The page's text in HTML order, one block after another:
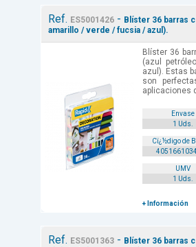
Ref. ES5001426 - Blíster 36 barras
amarillo / verde / fucsia / azul).
Blíster 36
(azul
azul). Estas
son
aplicaciones
Envase
1 Uds.
Cï¿½digo de
UMV
1 Uds.
+ Información
Ref. ES5001363 - Blíster 36 barras